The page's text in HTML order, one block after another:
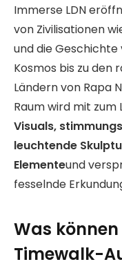
Immerse LDN
von Zivilisationen
und die Geschichte
Kosmos bis zu den
Ländern von Rapa
Raum wird mit
Visuals,
leuchtende
Elementeund
fesselnde
Was können
Timewalk-